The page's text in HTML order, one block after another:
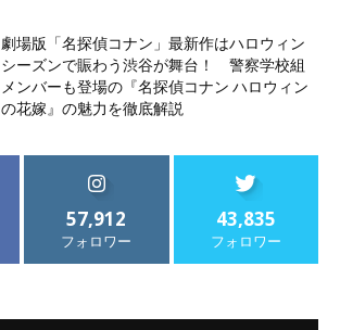
劇場版「名探偵コナン」最新作はハロウィン
シーズンで賑わう渋谷が舞台！ 警察学校組
メンバーも登場の『名探偵コナン ハロウィン
の花嫁』の魅力を徹底解説
57,912
フォロワー
43,835
フォロワー